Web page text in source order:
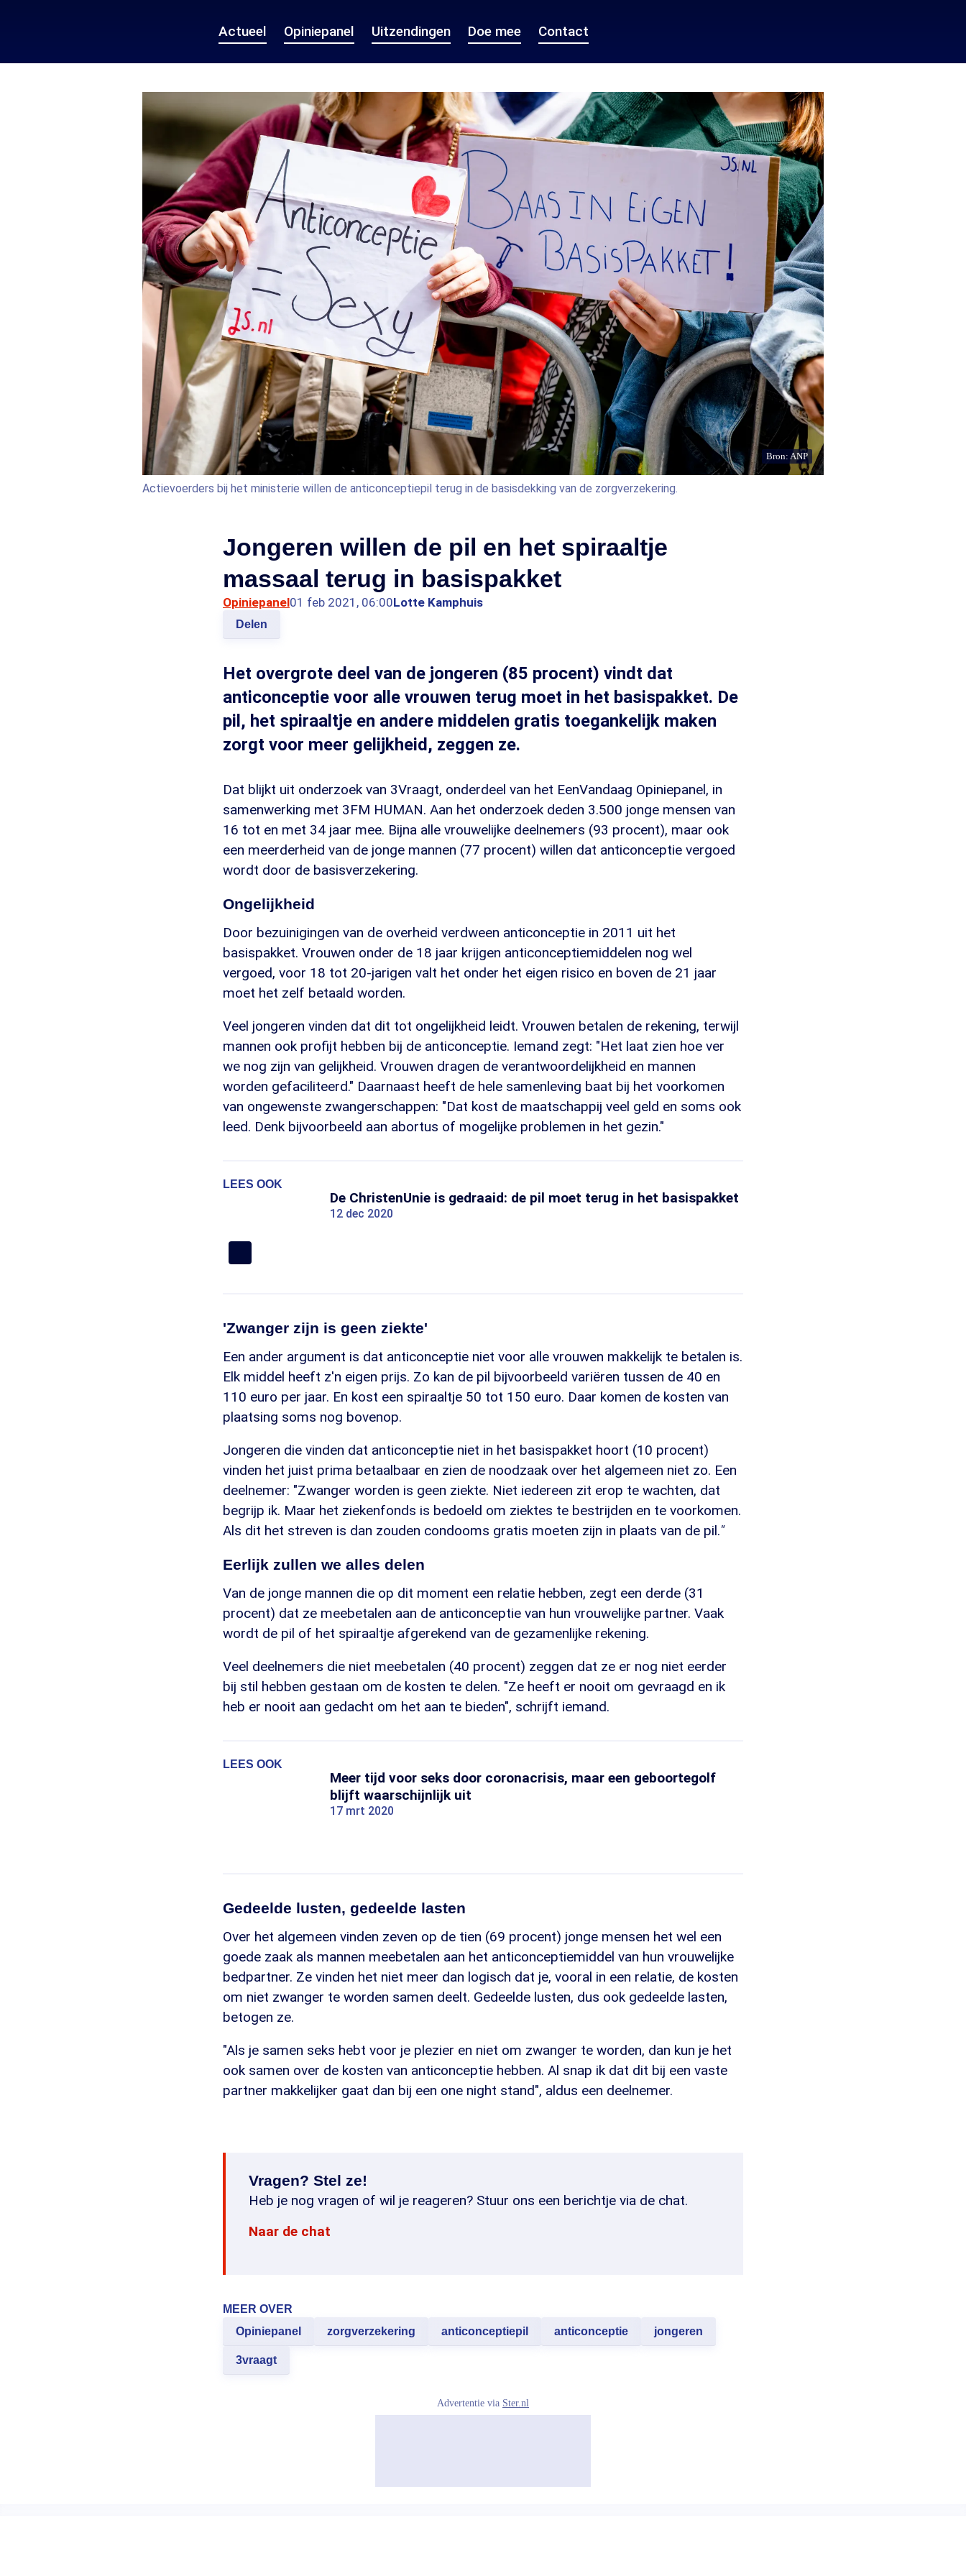
Actueel Opiniepanel Uitzendingen Doe mee Contact
Bron: ANP
Actievoerders bij het ministerie willen de anticonceptiepil terug in de basisdekking van de zorgverzekering.
Jongeren willen de pil en het spiraaltje
massaal terug in basispakket
Opiniepanel01 feb 2021, 06:00Lotte Kamphuis
Delen
Het overgrote deel van de jongeren (85 procent) vindt dat
anticonceptie voor alle vrouwen terug moet in het basispakket. De
pil, het spiraaltje en andere middelen gratis toegankelijk maken
zorgt voor meer gelijkheid, zeggen ze.
Dat blijkt uit onderzoek van 3Vraagt, onderdeel van het EenVandaag Opiniepanel, in
samenwerking met 3FM HUMAN. Aan het onderzoek deden 3.500 jonge mensen van
16 tot en met 34 jaar mee. Bijna alle vrouwelijke deelnemers (93 procent), maar ook
een meerderheid van de jonge mannen (77 procent) willen dat anticonceptie vergoed
wordt door de basisverzekering.
Ongelijkheid
Door bezuinigingen van de overheid verdween anticonceptie in 2011 uit het
basispakket. Vrouwen onder de 18 jaar krijgen anticonceptiemiddelen nog wel
vergoed, voor 18 tot 20-jarigen valt het onder het eigen risico en boven de 21 jaar
moet het zelf betaald worden.
Veel jongeren vinden dat dit tot ongelijkheid leidt. Vrouwen betalen de rekening, terwijl
mannen ook profijt hebben bij de anticonceptie. Iemand zegt: "Het laat zien hoe ver
we nog zijn van gelijkheid. Vrouwen dragen de verantwoordelijkheid en mannen
worden gefaciliteerd." Daarnaast heeft de hele samenleving baat bij het voorkomen
van ongewenste zwangerschappen: "Dat kost de maatschappij veel geld en soms ook
leed. Denk bijvoorbeeld aan abortus of mogelijke problemen in het gezin."
LEES OOK
De ChristenUnie is gedraaid: de pil moet terug in het basispakket
12 dec 2020
'Zwanger zijn is geen ziekte'
Een ander argument is dat anticonceptie niet voor alle vrouwen makkelijk te betalen is.
Elk middel heeft z'n eigen prijs. Zo kan de pil bijvoorbeeld variëren tussen de 40 en
110 euro per jaar. En kost een spiraaltje 50 tot 150 euro. Daar komen de kosten van
plaatsing soms nog bovenop.
Jongeren die vinden dat anticonceptie niet in het basispakket hoort (10 procent)
vinden het juist prima betaalbaar en zien de noodzaak over het algemeen niet zo. Een
deelnemer: "Zwanger worden is geen ziekte. Niet iedereen zit erop te wachten, dat
begrijp ik. Maar het ziekenfonds is bedoeld om ziektes te bestrijden en te voorkomen.
Als dit het streven is dan zouden condooms gratis moeten zijn in plaats van de pil."
Eerlijk zullen we alles delen
Van de jonge mannen die op dit moment een relatie hebben, zegt een derde (31
procent) dat ze meebetalen aan de anticonceptie van hun vrouwelijke partner. Vaak
wordt de pil of het spiraaltje afgerekend van de gezamenlijke rekening.
Veel deelnemers die niet meebetalen (40 procent) zeggen dat ze er nog niet eerder
bij stil hebben gestaan om de kosten te delen. "Ze heeft er nooit om gevraagd en ik
heb er nooit aan gedacht om het aan te bieden", schrijft iemand.
LEES OOK
Meer tijd voor seks door coronacrisis, maar een geboortegolf
blijft waarschijnlijk uit
17 mrt 2020
Gedeelde lusten, gedeelde lasten
Over het algemeen vinden zeven op de tien (69 procent) jonge mensen het wel een
goede zaak als mannen meebetalen aan het anticonceptiemiddel van hun vrouwelijke
bedpartner. Ze vinden het niet meer dan logisch dat je, vooral in een relatie, de kosten
om niet zwanger te worden samen deelt. Gedeelde lusten, dus ook gedeelde lasten,
betogen ze.
"Als je samen seks hebt voor je plezier en niet om zwanger te worden, dan kun je het
ook samen over de kosten van anticonceptie hebben. Al snap ik dat dit bij een vaste
partner makkelijker gaat dan bij een one night stand", aldus een deelnemer.
Vragen? Stel ze!
Heb je nog vragen of wil je reageren? Stuur ons een berichtje via de chat.
Naar de chat
MEER OVER
Opiniepanel
zorgverzekering anticonceptiepil anticonceptie jongeren
3vraagt
Advertentie via Ster.nl